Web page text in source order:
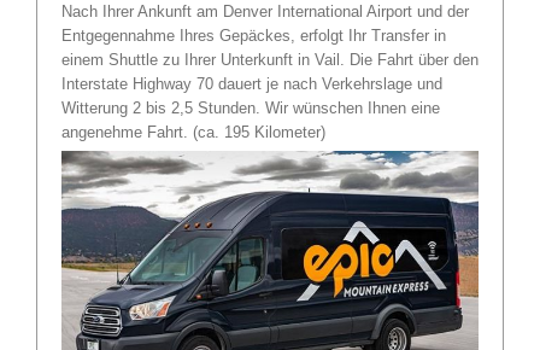
Nach Ihrer Ankunft am Denver International Airport und der
Entgegennahme Ihres Gepäckes, erfolgt Ihr Transfer in
einem Shuttle zu Ihrer Unterkunft in Vail. Die Fahrt über den
Interstate Highway 70 dauert je nach Verkehrslage und
Witterung 2 bis 2,5 Stunden. Wir wünschen Ihnen eine
angenehme Fahrt. (ca. 195 Kilometer)